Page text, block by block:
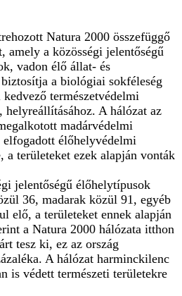
Natura 2000 összefüggő
amely a közösségi jelentőségű
vadon élő állat- és
a biológiai sokféleség
természetvédelmi
helyreállításához. A hálózat az
madárvédelmi
élőhelyvédelmi
területeket ezek alapján vonták
jelentőségű élőhelytípusok
36, madarak közül 91, egyéb
elő, a területeket ennek alapján
a Natura 2000 hálózata itthon
tesz ki, ez az ország
A hálózat harminckilenc
is védett természeti területekre